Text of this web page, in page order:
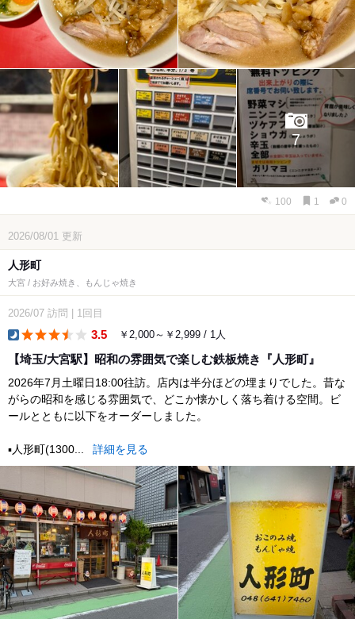
7
100 1 0
2026/08/01 更新
人形町
大宮 / お好み焼き、もんじゃ焼き
2026/07 訪問 1回目
3.5 ￥2,000～￥2,999 / 1人
【埼玉/大宮駅】昭和の雰囲気で楽しむ鉄板焼き『人形町』
2026年7月土曜日18:00往訪。店内は半分ほどの埋まりでした。昔な
がらの昭和を感じる雰囲気で、どこか懐かしく落ち着ける空間。ビ
ールとともに以下をオーダーしました。
▪️人形町(1300... 詳細を見る